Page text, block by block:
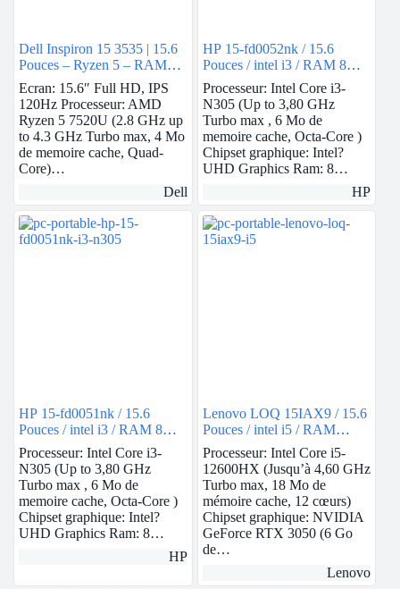
Dell Inspiron 15 3535 | 15.6
Pouces – Ryzen 5 – RAM
8Go – 512Go SSD – AMD
Radeon
Ecran: 15.6″ Full HD, IPS
120Hz Processeur: AMD
Ryzen 5 7520U (2.8 GHz up
to 4.3 GHz Turbo max, 4 Mo
de memoire cache, Quad-
Core)…
Dell
HP 15-fd0052nk / 15.6
Pouces / intel i3 / RAM 8Go
/ 512Go SSD / Intel UHD
Processeur: Intel Core i3-
N305 (Up to 3,80 GHz
Turbo max , 6 Mo de
memoire cache, Octa-Core )
Chipset graphique: Intel?
UHD Graphics Ram: 8…
HP
HP 15-fd0051nk / 15.6
Pouces / intel i3 / RAM 8Go
/ 512Go SSD / Intel UHD
Processeur: Intel Core i3-
N305 (Up to 3,80 GHz
Turbo max , 6 Mo de
memoire cache, Octa-Core )
Chipset graphique: Intel?
UHD Graphics Ram: 8…
HP
Lenovo LOQ 15IAX9 / 15.6
Pouces / intel i5 / RAM
24Go / 512Go SSD / Nvidia
RTX 3050
Processeur: Intel Core i5-
12600HX (Jusqu’à 4,60 GHz
Turbo max, 18 Mo de
mémoire cache, 12 cœurs)
Chipset graphique: NVIDIA
GeForce RTX 3050 (6 Go
de…
Lenovo